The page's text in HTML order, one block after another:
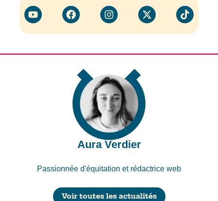
Aura Verdier
Passionnée d'équitation et rédactrice web
Voir toutes les actualités